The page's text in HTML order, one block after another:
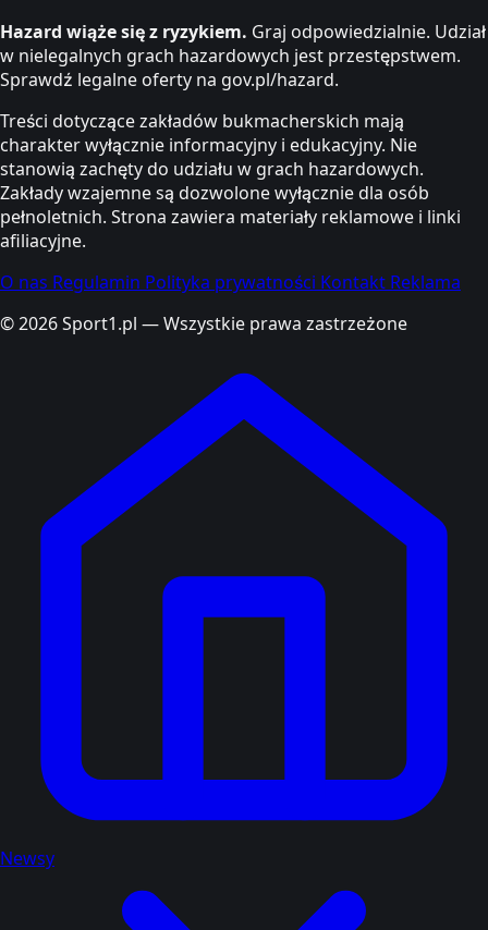
Hazard wiąże się z ryzykiem. Graj odpowiedzialnie. Udział
w nielegalnych grach hazardowych jest przestępstwem.
Sprawdź legalne oferty na gov.pl/hazard.
Treści dotyczące zakładów bukmacherskich mają
charakter wyłącznie informacyjny i edukacyjny. Nie
stanowią zachęty do udziału w grach hazardowych.
Zakłady wzajemne są dozwolone wyłącznie dla osób
pełnoletnich. Strona zawiera materiały reklamowe i linki
afiliacyjne.
O nas Regulamin Polityka prywatności Kontakt Reklama
© 2026 Sport1.pl — Wszystkie prawa zastrzeżone
Newsy